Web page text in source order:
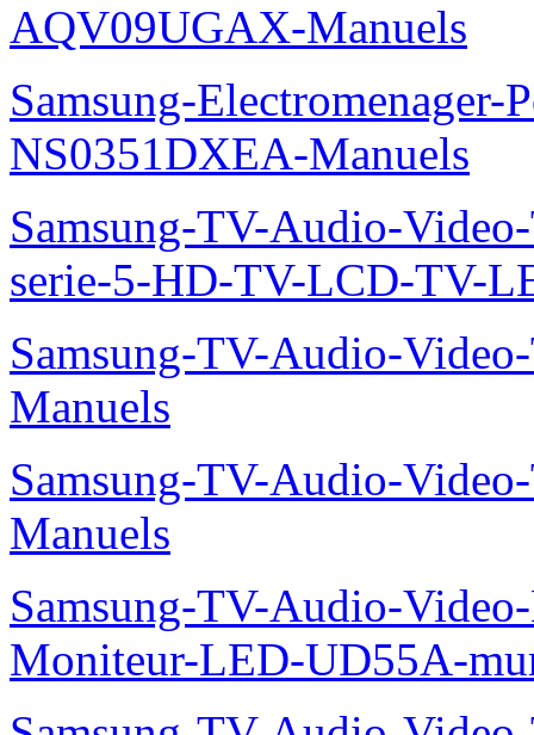
AQV09UGAX-Manuels
Samsung-
NS0351DXEA-Manuels
Samsung-TV-Audio-
serie-5-HD-TV-LCD-TV-
Samsung-TV-Audio-
Manuels
Samsung-TV-Audio-
Manuels
Samsung-TV-Audio-
Moniteur-LED-UD55A-